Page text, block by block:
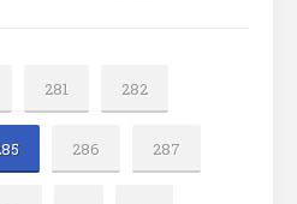
281 282
286 287